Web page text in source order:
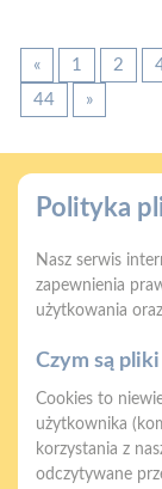
« 1 2
44
»
Gwarancja
Oferujemy
Polityka
Nasz serwis
zapewnienia
użytkowania
Czym są
Cookies to
użytkownika
korzystania z
odczytywane